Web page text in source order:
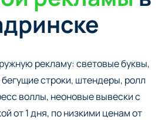
рекламу: cветовые буквы,
строки, штендеры, ролл
воллы, неоновые вывески с
от 1 дня, по низкими ценам от